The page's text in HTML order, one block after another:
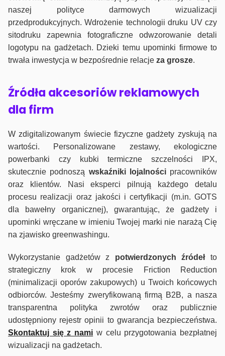
naszej polityce darmowych wizualizacji
przedprodukcyjnych. Wdrożenie technologii druku UV czy
sitodruku zapewnia fotograficzne odwzorowanie detali
logotypu na gadżetach. Dzieki temu upominki firmowe to
trwała inwestycja w bezpośrednie relacje za grosze.
Źródła akcesoriów reklamowych
dla firm
W zdigitalizowanym świecie fizyczne gadżety zyskują na
wartości. Personalizowane zestawy, ekologiczne
powerbanki czy kubki termiczne szczelności IPX,
skutecznie podnoszą wskaźniki lojalnościpracowników
oraz klientów. Nasi eksperci pilnują każdego detalu
procesu realizacji oraz jakości i certyfikacji (m.in. GOTS
dla bawełny organicznej), gwarantując, że gadżety i
upominki wręczane w imieniu Twojej marki nie narażą Cię
na zjawisko greenwashingu.
Wykorzystanie gadżetów z potwierdzonych źródełto
strategiczny krok w procesie Friction Reduction
(minimalizacji oporów zakupowych) u Twoich końcowych
odbiorców. Jesteśmy zweryfikowaną firmą B2B, a nasza
transparentna polityka zwrotów oraz publicznie
udostępniony rejestr opinii to gwarancja bezpieczeństwa.
Skontaktuj się z nami w celu przygotowania bezpłatnej
wizualizacji na gadżetach.